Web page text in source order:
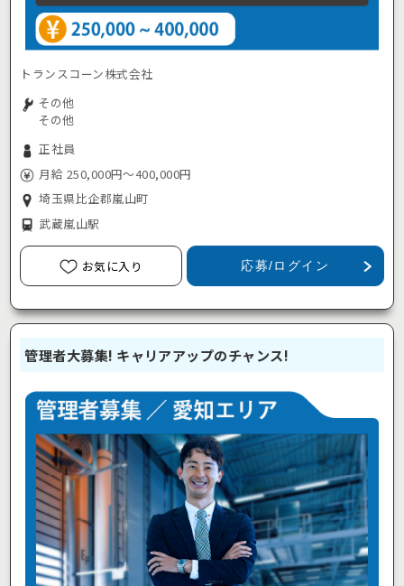
トランスコーン株式会社
その他
その他
正社員
月給 250,000円～400,000円
埼玉県比企郡嵐山町
武蔵嵐山駅
お気に入り 応募/ログイン
管理者大募集! キャリアアップのチャンス!